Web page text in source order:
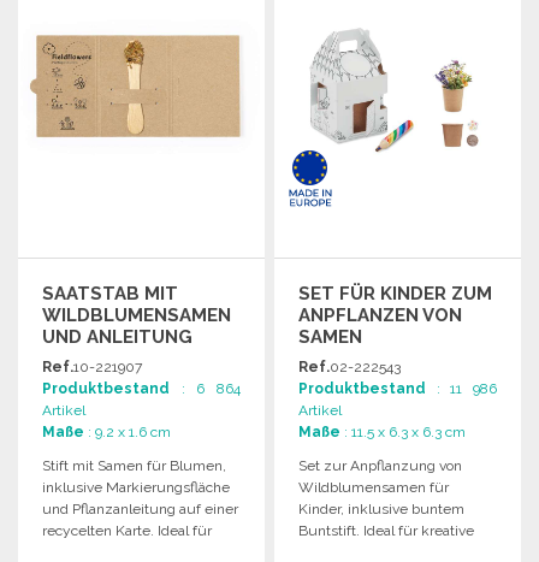
SAATSTAB MIT
WILDBLUMENSAMEN
UND ANLEITUNG
Ref.10-221907
Produktbestand : 6 864
Artikel
Maße : 9.2 x 1.6 cm
Stift mit Samen für Blumen,
inklusive Markierungsfläche
und Pflanzanleitung auf einer
recycelten Karte. Ideal für
SET FÜR KINDER ZUM
ANPFLANZEN VON
SAMEN
Ref.02-222543
Produktbestand : 11 986
Artikel
Maße : 11.5 x 6.3 x 6.3 cm
Set zur Anpflanzung von
Wildblumensamen für
Kinder, inklusive buntem
Buntstift. Ideal für kreative